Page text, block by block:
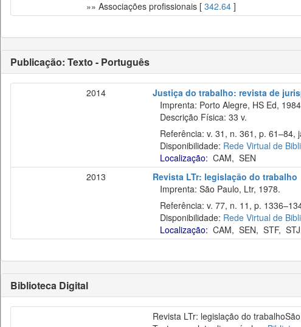
»» Associações profissionais [ 342.64 ]
Publicação: Texto - Português
2014
Justiça do trabalho: revista de
Imprenta: Porto Alegre, HS Ed,
Descrição Física: 33 v.
Referência: v. 31, n. 361, p. 61–84,
Disponibilidade: Rede Virtual de
Localização: CAM, SEN
2013
Revista LTr: legislação do trabalho
Imprenta: São Paulo, Ltr, 1978.
Referência: v. 77, n. 11, p.
Disponibilidade: Rede Virtual de
Localização: CAM, SEN, STF, STJ
Biblioteca Digital
Revista LTr: legislação do